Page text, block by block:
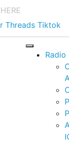
Threads Tiktok
Radio